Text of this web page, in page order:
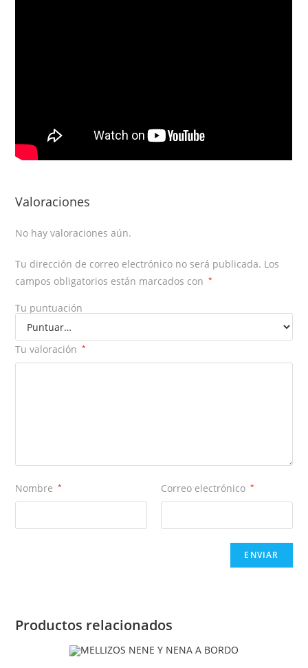
Valoraciones
No hay valoraciones aún.
Tu dirección de correo electrónico no será publicada. Los
campos obligatorios están marcados con
*
Tu puntuación
Tu valoración *
Nombre * Correo electrónico *
Productos relacionados